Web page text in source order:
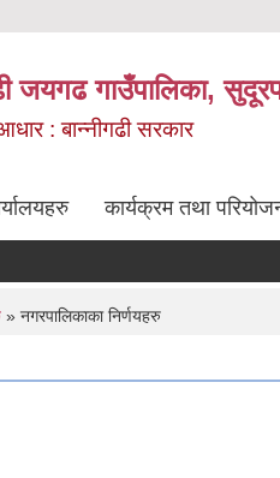
जयगढ गाउँपालिका,
: बान्नीगढी सरकार
कार्यक्रम तथा
» नगरपालिकाका निर्णयहरु